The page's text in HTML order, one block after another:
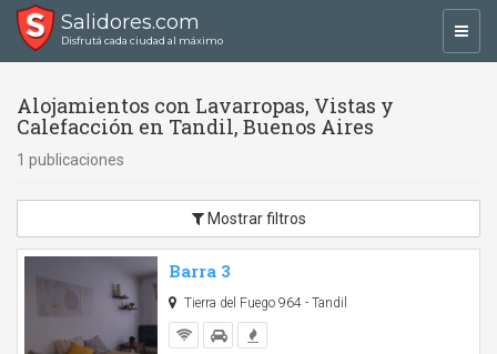
Salidores.com
Disfrutá cada ciudad al máximo
Alojamientos con Lavarropas, Vistas y
Calefacción en Tandil, Buenos Aires
1 publicaciones
Mostrar filtros
Barra 3
Tierra del Fuego 964 - Tandil